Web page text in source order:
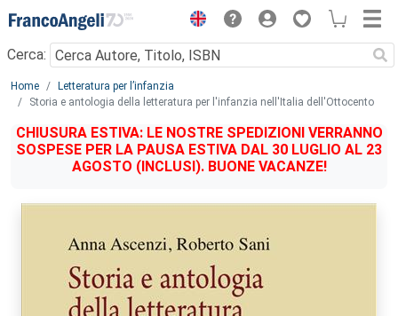
Menu
Cerca:
Main content
Home
Letteratura per l’infanzia
Storia e antologia della letteratura per l'infanzia nell'Italia dell'Ottocento
CHIUSURA ESTIVA: LE NOSTRE SPEDIZIONI VERRANNO
SOSPESE PER LA PAUSA ESTIVA DAL 30 LUGLIO AL 23
AGOSTO (INCLUSI). BUONE VACANZE!